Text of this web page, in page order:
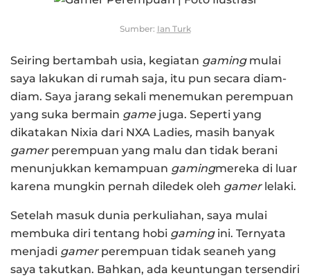
Sumber: Ian Turk
Seiring bertambah usia, kegiatan gaming mulai
saya lakukan di rumah saja, itu pun secara diam-
diam. Saya jarang sekali menemukan perempuan
yang suka bermain game juga. Seperti yang
dikatakan Nixia dari NXA Ladies, masih banyak
gamer perempuan yang malu dan tidak berani
menunjukkan kemampuan gamingmereka di luar
karena mungkin pernah diledek oleh gamer lelaki.
Setelah masuk dunia perkuliahan, saya mulai
membuka diri tentang hobi gaming ini. Ternyata
menjadi gamer perempuan tidak seaneh yang
saya takutkan. Bahkan, ada keuntungan tersendiri